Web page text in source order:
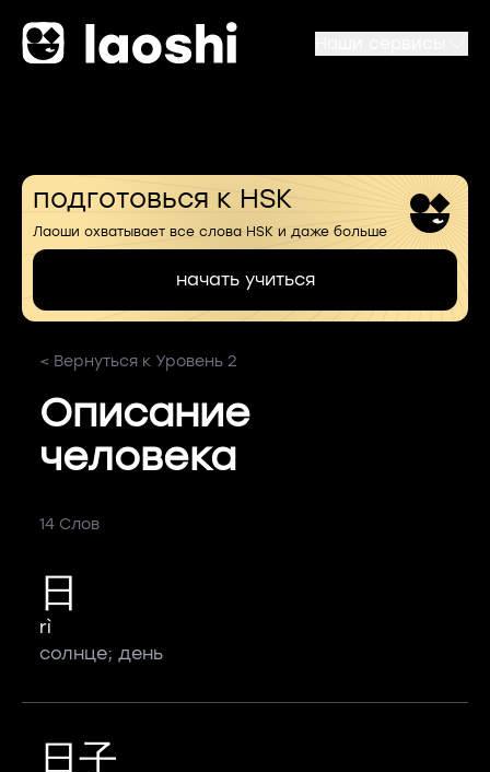
подготовься к HSK
Лаоши охватывает все слова HSK и даже больше
начать учиться
< Вернуться к Уровень 2
Описание
человека
14 Слов
日
rì
солнце; день
日子